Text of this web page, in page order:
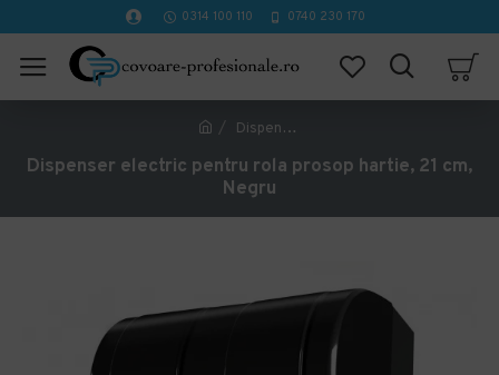
0314 100 110 0740 230 170
Dispenser electric pentru rola prosop hartie, 21 cm, Negru
Dispenser electric pentru rola prosop hartie, 21 cm,
Negru